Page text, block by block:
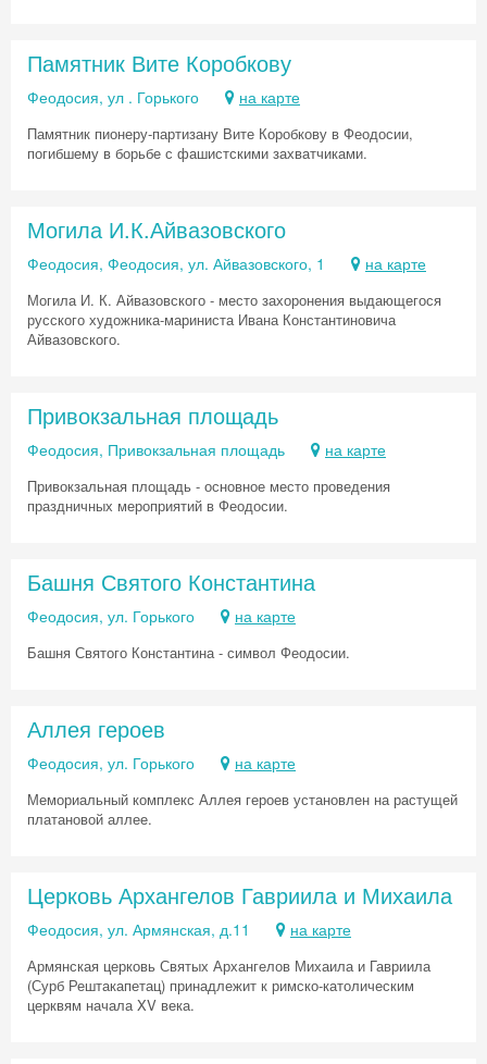
Памятник Вите Коробкову
Феодосия, ул . Горького на карте
Памятник пионеру-партизану Вите Коробкову в Феодосии,
погибшему в борьбе с фашистскими захватчиками.
Могила И.К.Айвазовского
Феодосия, Феодосия, ул. Айвазовского, 1 на карте
Могила И. К. Айвазовского - место захоронения выдающегося
русского художника-мариниста Ивана Константиновича
Айвазовского.
Привокзальная площадь
Феодосия, Привокзальная площадь на карте
Привокзальная площадь - основное место проведения
праздничных мероприятий в Феодосии.
Башня Святого Константина
Феодосия, ул. Горького на карте
Башня Святого Константина - символ Феодосии.
Аллея героев
Феодосия, ул. Горького на карте
Мемориальный комплекс Аллея героев установлен на растущей
платановой аллее.
Церковь Архангелов Гавриила и Михаила
Феодосия, ул. Армянская, д.11 на карте
Армянская церковь Святых Архангелов Михаила и Гавриила
(Сурб Рештакапетац) принадлежит к римско-католическим
церквям начала XV века.
Скидка −5%
Хочешь дешевле? Оставь почту и получи